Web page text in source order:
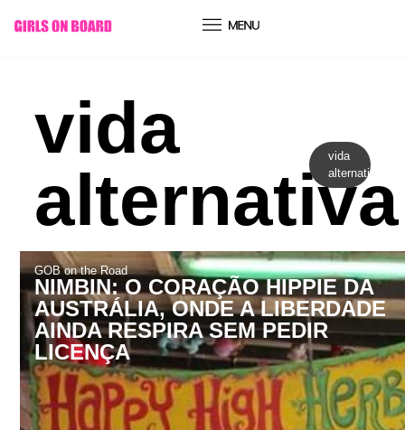
conteúdo
vida
alternativa
vida
alternativa
GOB on the Road
NIMBIN: O CORAÇÃO HIPPIE DA
AUSTRÁLIA, ONDE A LIBERDADE
AINDA RESPIRA SEM PEDIR
LICENÇA